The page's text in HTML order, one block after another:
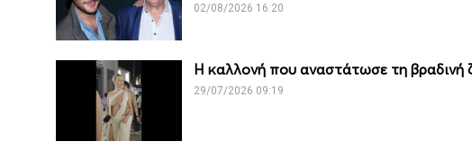
02/08/2026 16:20
Η καλλονή που αναστάτωσε τη βραδινή
29/07/2026 09:19